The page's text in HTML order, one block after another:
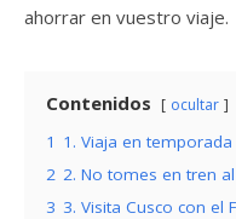
ahorrar en vuestro viaje.
Contenidos ocultar
1 1. Viaja en temporada
2 2. No tomes en tren al
3 3. Visita Cusco con el